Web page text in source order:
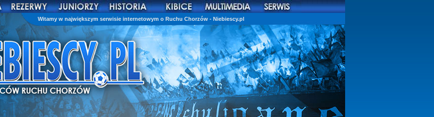
Witamy w największym serwisie internetowym o Ruchu Chorzów - Niebiescy.pl